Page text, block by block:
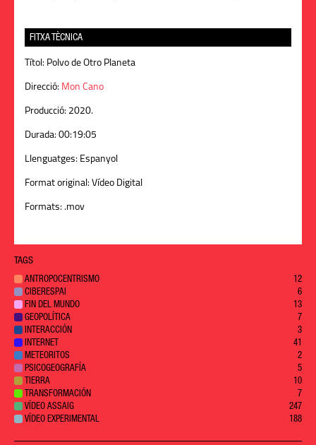
FITXA TÈCNICA
Títol: Polvo de Otro Planeta
Direcció: Mon Cano
Producció: 2020.
Durada: 00:19:05
Llenguatges: Espanyol
Format original: Vídeo Digital
Formats: .mov
TAGS
ANTROPOCENTRISMO
12
CIBERESPAI
6
FIN DEL MUNDO
13
GEOPOLÍTICA
7
INTERACCIÓN
3
INTERNET
41
METEORITOS
2
PSICOGEOGRAFÍA
5
TIERRA
10
TRANSFORMACIÓN
7
VÍDEO ASSAIG
247
VÍDEO EXPERIMENTAL
188